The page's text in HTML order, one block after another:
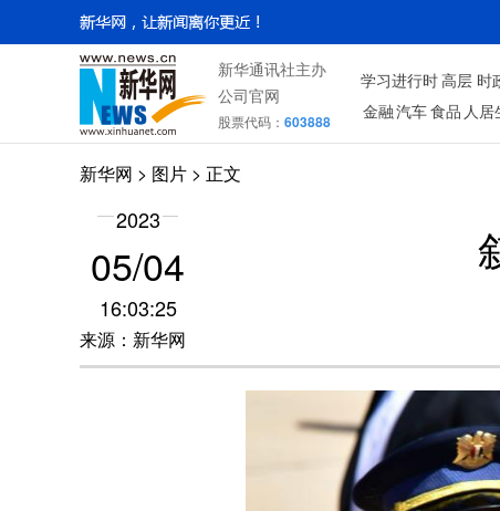
新华通讯社主办
公司官网
股票代码： 603888
学习进行时高层 时
金融汽车食品 人居
新华网 > 图片 > 正文
2023
05/04
16:03:25
来源：新华网